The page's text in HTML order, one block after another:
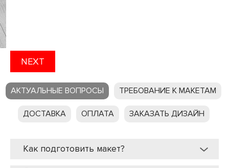
NEXT
АКТУАЛЬНЫЕ ВОПРОСЫ ТРЕБОВАНИЕ К МАКЕТАМ
ДОСТАВКА ОПЛАТА ЗАКАЗАТЬ ДИЗАЙН
Как подготовить макет?